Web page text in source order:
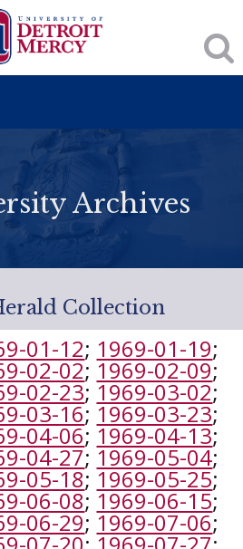
Archives
Collection
01-12; 1969-01-19;
02-02;1969-02-09;
02-23;1969-03-02;
03-16;1969-03-23;
04-06;1969-04-13;
04-27;1969-05-04;
05-18;1969-05-25;
06-08;1969-06-15;
06-29;1969-07-06;